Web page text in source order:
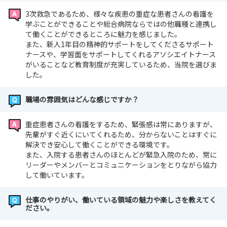
3次救急であるため、様々な疾患の重症な患者さんの看護を
学ぶことができることや総合病院ならではの他職種と連携し
て働くことができるところに魅力を感じました。
また、新人1年目の精神的サポートをしてくださるサポート
ナースや、学習面をサポートしてくれるアソシエイトナース
がいることなど教育制度が充実しているため、当院を選びま
した。
職場の雰囲気はどんな感じですか？
重症患者さんの看護をするため、緊張感は常にありますが、
先輩がすぐ近くにいてくれるため、分からないことはすぐに
解決でき安心して働くことができる環境です。
また、入院する患者さんのほとんどが緊急入院のため、常に
リーダーやメンバーとコミュニケーションをとりながら協力
して働いています。
仕事のやりがい、働いている領域の魅力や楽しさを教えてく
ださい。